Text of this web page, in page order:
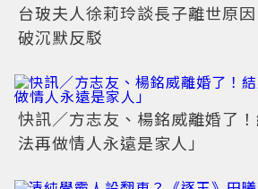
台玻夫人徐莉玲談長子離世原
破沉默反駁
快訊／方志友、楊銘威離婚了
法再做情人永遠是家人」